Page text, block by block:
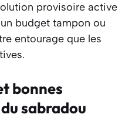
provisoire active
budget tampon ou
entourage que les
bonnes
sabradou